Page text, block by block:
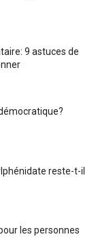
9 astuces de
reste-t-il
les personnes